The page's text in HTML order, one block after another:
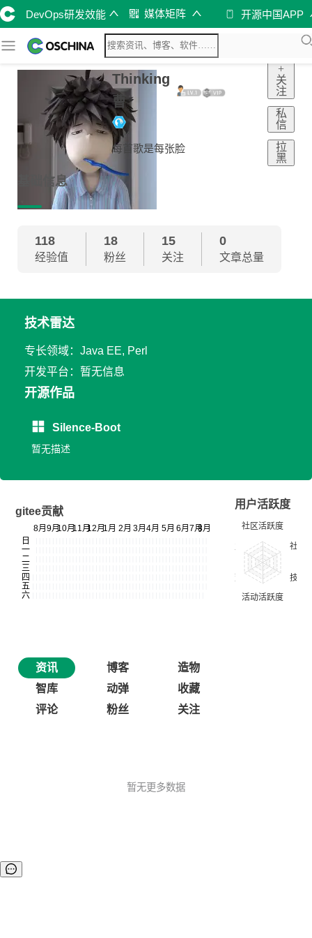
DevOps研发效能 媒体矩阵 开源中国APP
Thinking
曹
每首歌是每张脸
+
关
注
私
信
拉
黑
基础信息
118
经验值
18
粉丝
15
关注
0
文章总量
技术雷达
专长领域：Java EE, Perl
开发平台：暂无信息
开源作品
Silence-Boot
暂无描述
gitee贡献
用户活跃度
资讯 博客
造物
智库
动弹
收藏
评论
粉丝 关注
暂无更多数据